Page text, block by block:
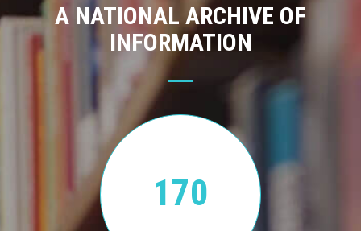
A NATIONAL ARCHIVE OF
INFORMATION
170